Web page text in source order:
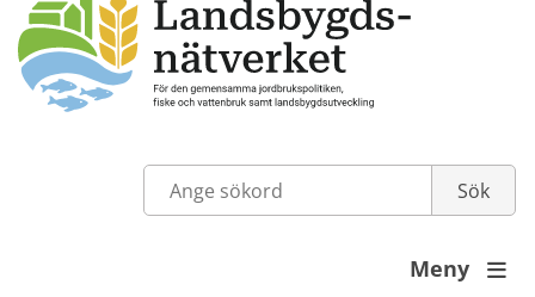
Meny 